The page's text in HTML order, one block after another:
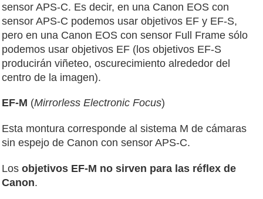
sensor APS-C. Es decir, en una Canon EOS con
sensor APS-C podemos usar objetivos EF y EF-S,
pero en una Canon EOS con sensor Full Frame sólo
podemos usar objetivos EF (los objetivos EF-S
producirán viñeteo, oscurecimiento alrededor del
centro de la imagen).
EF-M (Mirrorless Electronic Focus)
Esta montura corresponde al sistema M de cámaras
sin espejo de Canon con sensor APS-C.
Losobjetivos EF-M no sirven para las réflex de
Canon.